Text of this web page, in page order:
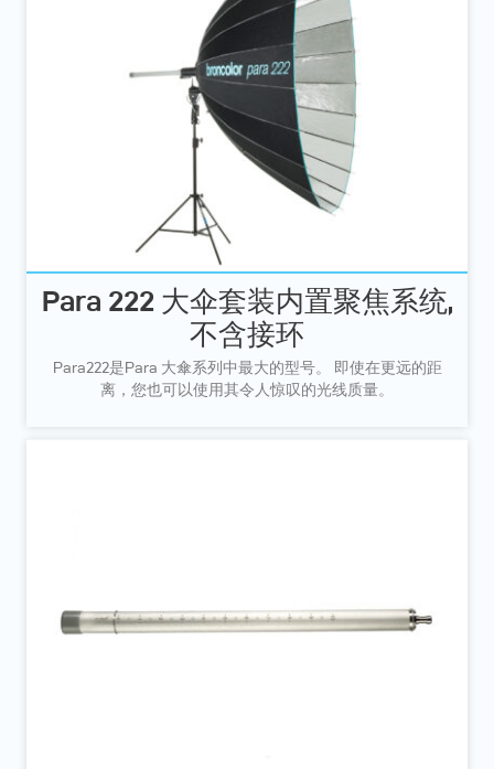
Para 222 大伞套装内置聚焦系统,
不含接环
Para222是Para 大傘系列中最大的型号。 即使在更远的距
离，您也可以使用其令人惊叹的光线质量。